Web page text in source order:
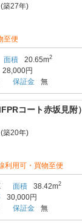
(築27年)
至便
面積 20.65m2
28,000円
保証金 無
コート赤坂見附）
(築20年)
利用可・買物至便
面積 38.42m2
30,000円
保証金 無